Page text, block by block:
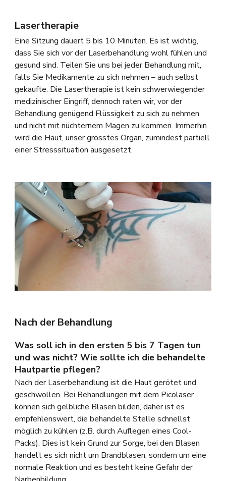
Lasertherapie
Eine Sitzung dauert 5 bis 10 Minuten. Es ist wichtig,
dass Sie sich vor der Laserbehandlung wohl fühlen und
gesund sind. Teilen Sie uns bei jeder Behandlung mit,
falls Sie Medikamente zu sich nehmen – auch selbst
gekaufte. Die Lasertherapie ist kein schwerwiegender
medizinischer Eingriff, dennoch raten wir, vor der
Behandlung genügend Flüssigkeit zu sich zu nehmen
und nicht mit nüchternem Magen zu kommen. Immerhin
wird die Haut, unser grösstes Organ, zumindest partiell
einer Stresssituation ausgesetzt.
Nach der Behandlung
Was soll ich in den ersten 5 bis 7 Tagen tun
und was nicht? Wie sollte ich die behandelte
Hautpartie pflegen?
Nach der Laserbehandlung ist die Haut gerötet und
geschwollen. Bei Behandlungen mit dem Picolaser
können sich gelbliche Blasen bilden, daher ist es
empfehlenswert, die behandelte Stelle schnellst
möglich zu kühlen (z.B. durch Auflegen eines Cool-
Packs). Dies ist kein Grund zur Sorge, bei den Blasen
handelt es sich nicht um Brandblasen, sondern um eine
normale Reaktion und es besteht keine Gefahr der